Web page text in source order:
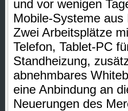
und vor wenigen
Mobile-Systeme
Zwei Arbeitsplätze
Telefon, Tablet-PC
Standheizung,
abnehmbares
eine Anbindung an
Neuerungen des